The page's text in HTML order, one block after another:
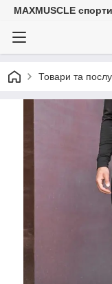
MAXMUSCLE
Товари та